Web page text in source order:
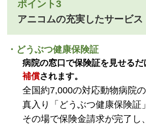
ポイント3
アニコムの充実したサービス
・どうぶつ健康保険証
病院の窓口で保険証を見せるだ
補償されます。
全国約7,000の対応動物病院
真入り「どうぶつ健康保険証
その場で保険金請求が完了し